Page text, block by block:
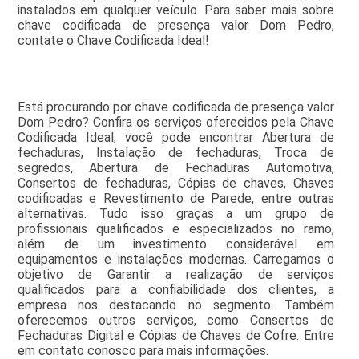
instalados em qualquer veículo. Para saber mais sobre
chave codificada de presença valor Dom Pedro,
contate o Chave Codificada Ideal!
Está procurando por chave codificada de presença valor
Dom Pedro? Confira os serviços oferecidos pela Chave
Codificada Ideal, você pode encontrar Abertura de
fechaduras, Instalação de fechaduras, Troca de
segredos, Abertura de Fechaduras Automotiva,
Consertos de fechaduras, Cópias de chaves, Chaves
codificadas e Revestimento de Parede, entre outras
alternativas. Tudo isso graças a um grupo de
profissionais qualificados e especializados no ramo,
além de um investimento considerável em
equipamentos e instalações modernas. Carregamos o
objetivo de Garantir a realização de serviços
qualificados para a confiabilidade dos clientes, a
empresa nos destacando no segmento. Também
oferecemos outros serviços, como Consertos de
Fechaduras Digital e Cópias de Chaves de Cofre. Entre
em contato conosco para mais informações.